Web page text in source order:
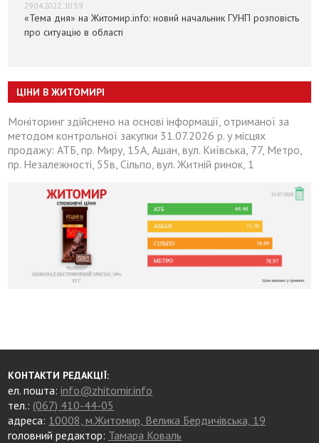
29.04.2022, 10:59
«Тема дня» на Житомир.info: новий начальник ГУНП розповість
про ситуацію в області
ЦІНИ В ЖИТОМИРІ
Моніторинг здійснено на основі інформації, отриманої за
методом контрольної закупки 31.07.2026 р. у місцях
продажу: АТБ, пр. Миру, 15А, Ашан, вул. Київська, 77, Метро,
пр. Незалежності, 55в, Сільпо, вул. Житній ринок, 1
КОНТАКТИ РЕДАКЦІЇ:
ел. пошта:info@zhitomir.info
тел.: (067) 410-44-05
адреса: 10008, м.Житомир, Велика Бердичівська, 19
головний редактор: Тамара Коваль